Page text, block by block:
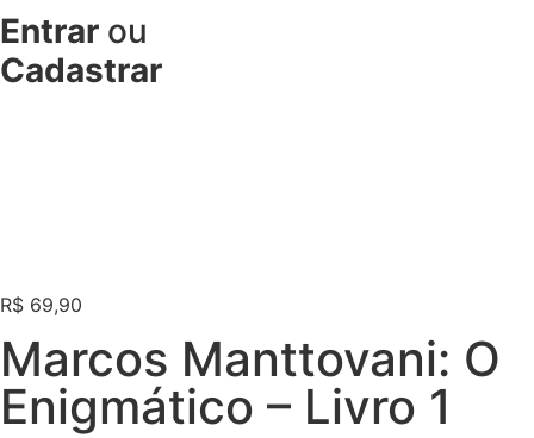
Entrar ou
Cadastrar
R$ 69,90
Marcos Manttovani: O
Enigmático – Livro 1